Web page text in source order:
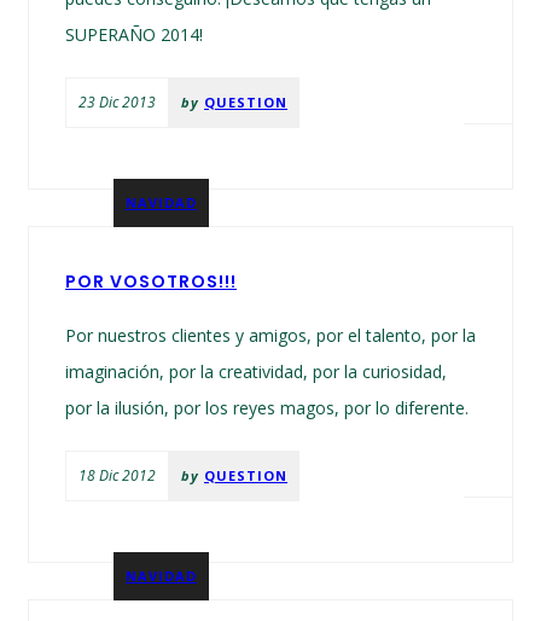
SUPERAÑO 2014!
23 Dic 2013 by QUESTION
NAVIDAD
POR VOSOTROS!!!
Por nuestros clientes y amigos, por el talento, por la
imaginación, por la creatividad, por la curiosidad,
por la ilusión, por los reyes magos, por lo diferente.
18 Dic 2012 by QUESTION
NAVIDAD